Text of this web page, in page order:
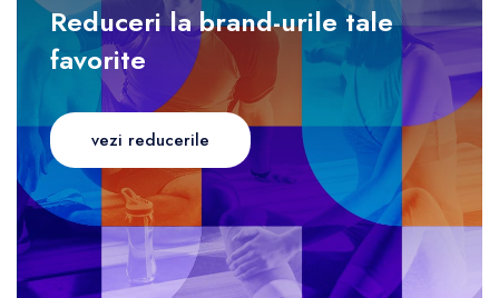
Reduceri la brand-urile tale
favorite
vezi reducerile